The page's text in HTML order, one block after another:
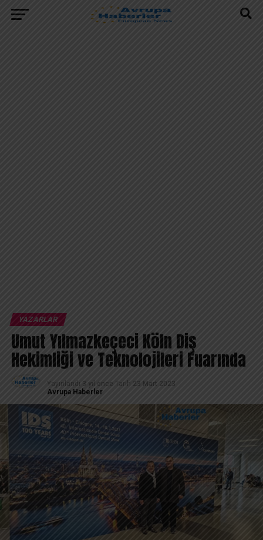
YAZARLAR
Umut Yılmazkeçeci Köln Diş
Hekimliği ve Teknolojileri Fuarında
Yayınlandı 3 yıl önce Tarih 23 Mart 2023
Avrupa Haberler